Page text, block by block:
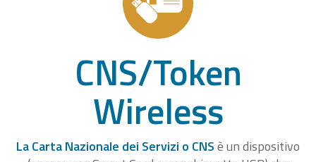
CNS/Token
Wireless
La Carta Nazionale dei Servizi o CNSè un dispositivo